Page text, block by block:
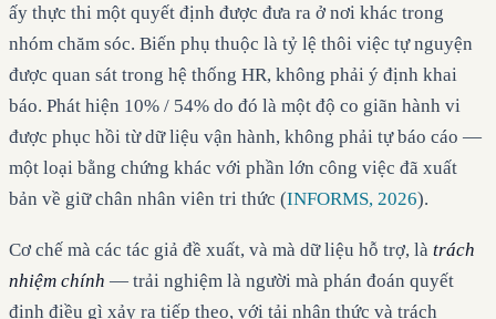
ấy thực thi một quyết định được đưa ra ở nơi khác trong
nhóm chăm sóc. Biến phụ thuộc là tỷ lệ thôi việc tự nguyện
được quan sát trong hệ thống HR, không phải ý định khai
báo. Phát hiện 10% / 54% do đó là một độ co giãn hành vi
được phục hồi từ dữ liệu vận hành, không phải tự báo cáo —
một loại bằng chứng khác với phần lớn công việc đã xuất
bản về giữ chân nhân viên tri thức (INFORMS, 2026).
Cơ chế mà các tác giả đề xuất, và mà dữ liệu hỗ trợ, là trách
nhiệm chính — trải nghiệm là người mà phán đoán quyết
định điều gì xảy ra tiếp theo, với tải nhận thức và trách